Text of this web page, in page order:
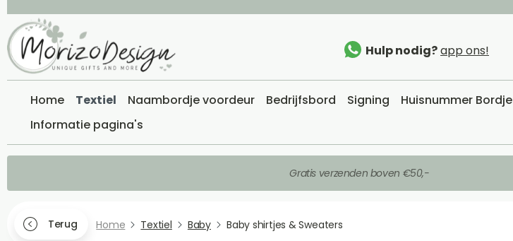
Hulp nodig?app ons!
Home Textiel Naambordje voordeur Bedrijfsbord Signing Huisnummer Bordje
Informatie pagina's
Gratis verzenden boven €50,-
Terug Home Textiel Baby Baby shirtjes & Sweaters